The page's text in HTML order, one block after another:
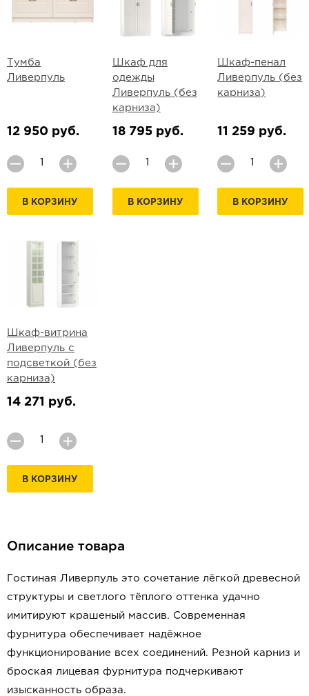
Тумба
Ливерпуль
12 950 руб.
В КОРЗИНУ
Шкаф для
одежды
Ливерпуль (без
карниза)
18 795 руб.
В КОРЗИНУ
Шкаф-пенал
Ливерпуль (без
карниза)
11 259 руб.
В КОРЗИНУ
Шкаф-витрина
Ливерпуль с
подсветкой (без
карниза)
14 271 руб.
В КОРЗИНУ
Описание товара
Гостиная Ливерпуль это сочетание лёгкой древесной
структуры и светлого тёплого оттенка удачно
имитируют крашеный массив. Современная
фурнитура обеспечивает надёжное
функционирование всех соединений. Резной карниз и
броская лицевая фурнитура подчеркивают
изысканность образа.